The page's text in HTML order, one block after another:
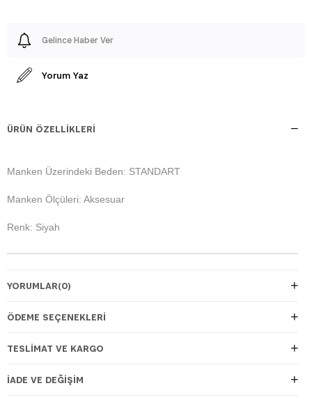
Gelince Haber Ver
Yorum Yaz
ÜRÜN ÖZELLIKLERI
Manken Üzerindeki Beden: STANDART
Manken Ölçüleri: Aksesuar
Renk: Siyah
YORUMLAR(0)
ÖDEME SEÇENEKLERI
TESLIMAT VE KARGO
İADE VE DEĞIŞIM